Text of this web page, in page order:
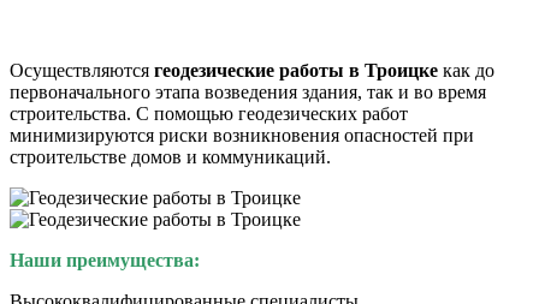
Осуществляются геодезические работы в Троицке как до
первоначального этапа возведения здания, так и во время
строительства. С помощью геодезических работ
минимизируются риски возникновения опасностей при
строительстве домов и коммуникаций.
Наши преимущества: